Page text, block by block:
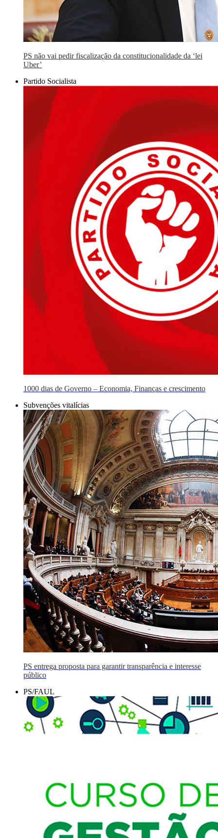
PS não vai pedir fiscalização da constitucionalidade da ‘lei
Uber’
Partido Socialista
1000 dias de Governo – Economia, Finanças e crescimento
Subvenções vitalícias
PS entrega proposta para garantir transparência e interesse
público
PS/FAUL